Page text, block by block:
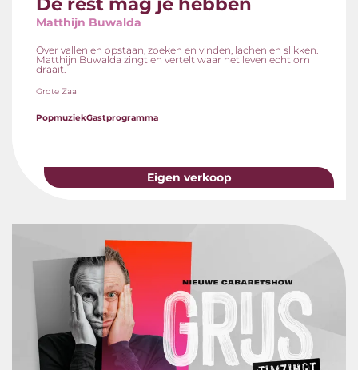
Matthijn Buwalda
Over vallen en opstaan, zoeken en vinden, lachen en slikken.
Matthijn Buwalda zingt en vertelt waar het leven echt om
draait.
Grote Zaal
PopmuziekGastprogramma
Eigen verkoop